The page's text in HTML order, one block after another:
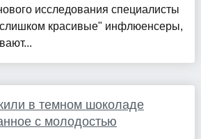
исследования специалисты
красивые" инфлюенсеры,
в темном шоколаде
с молодостью